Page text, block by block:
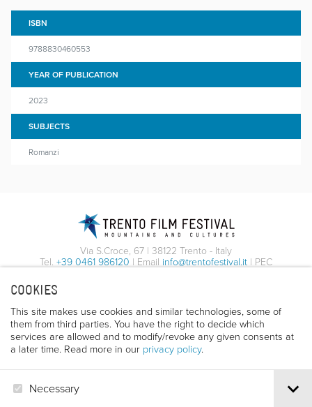
COOKIES
This site makes use cookies and similar technologies, some of
them from third parties. You have the right to decide which
services are allowed and to modify/revoke any given consents at
a later time. Read more in our privacy policy.
Necessary
ISBN
9788830460553
YEAR OF PUBLICATION
2023
SUBJECTS
Romanzi
Via S.Croce, 67 | 38122 Trento - Italy
Tel. +39 0461 986120 | Email info@trentofestival.it | PEC